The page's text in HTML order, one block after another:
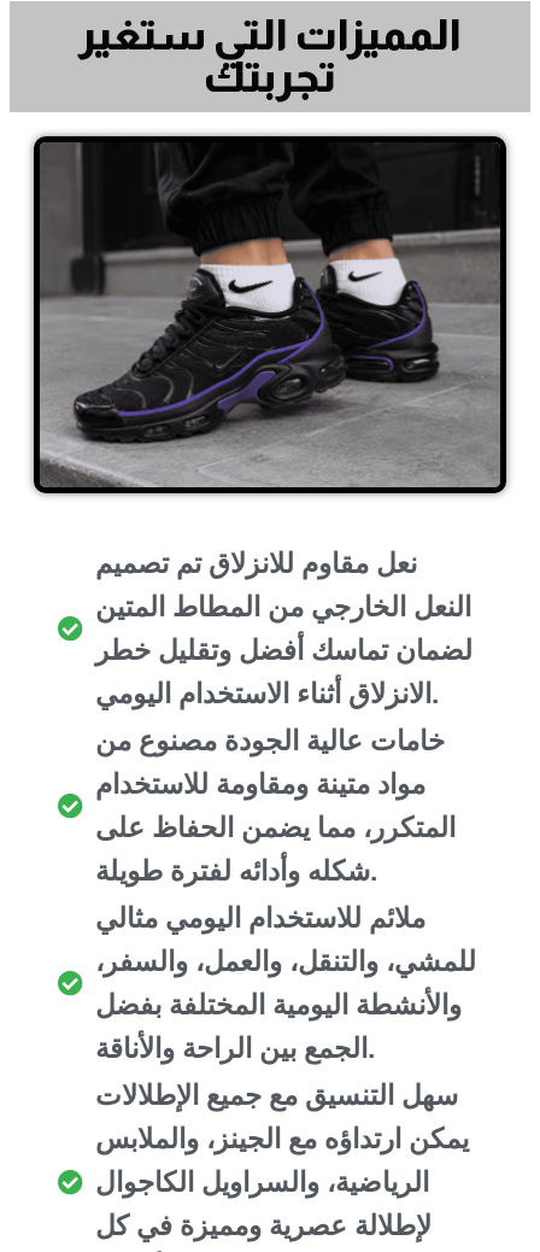
المميزات التي ستغير
تجربتك
نعل مقاوم للانزلاق تم تصميم
النعل الخارجي من المطاط المتين
لضمان تماسك أفضل وتقليل خطر
الانزلاق أثناء الاستخدام اليومي.
خامات عالية الجودة مصنوع من
مواد متينة ومقاومة للاستخدام
المتكرر، مما يضمن الحفاظ على
شكله وأدائه لفترة طويلة.
ملائم للاستخدام اليومي مثالي
للمشي، والتنقل، والعمل، والسفر،
والأنشطة اليومية المختلفة بفضل
الجمع بين الراحة والأناقة.
سهل التنسيق مع جميع الإطلالات
يمكن ارتداؤه مع الجينز، والملابس
الرياضية، والسراويل الكاجوال
لإطلالة عصرية ومميزة في كل